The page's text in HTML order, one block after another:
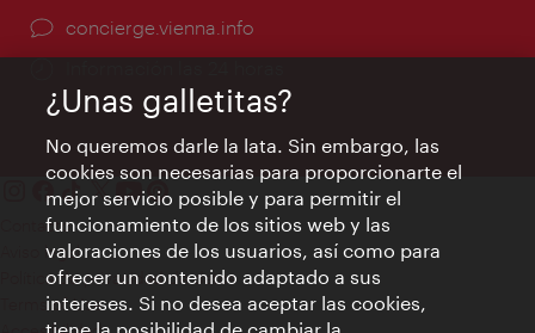
concierge.vienna.info
Contacto
Aviso legal
Política de privacidad de datos
Terms of Use
¿Unas galletitas?
No queremos darle la lata. Sin embargo, las
cookies son necesarias para proporcionarte el
mejor servicio posible y para permitir el
funcionamiento de los sitios web y las
valoraciones de los usuarios, así como para
ofrecer un contenido adaptado a sus
intereses. Si no desea aceptar las cookies,